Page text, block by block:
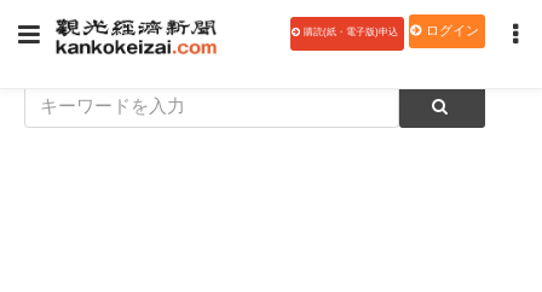
購読(紙・電子版)申込 ログイン